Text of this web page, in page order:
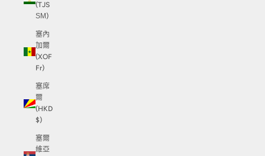
(TJS
ЅМ)
塞內
加爾
(XOF
Fr)
塞席
爾
(HKD
$)
塞爾
維亞